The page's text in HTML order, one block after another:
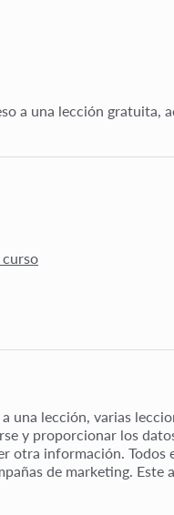
a una lección gratuita,
una lección, varias
y proporcionar los
información. Todos
de marketing.